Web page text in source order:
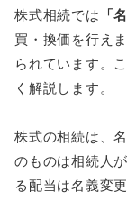
株式相続では 「
買・換価を行え
られています。
く解説します。
株式の相続は、
のものは相続人
る配当は名義変